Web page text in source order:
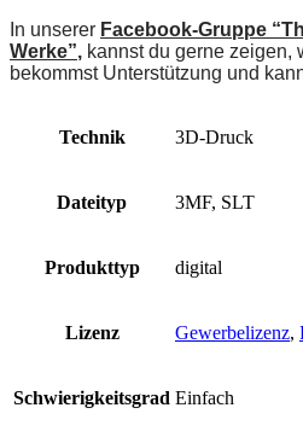
In unserer Facebook-Gruppe
Werke”, kannst du gerne zeigen,
bekommst Unterstützung und
Technik 3D-Druck
Dateityp 3MF, SLT
Produkttyp digital
Lizenz Gewerbelizenz,
Schwierigkeitsgrad Einfach